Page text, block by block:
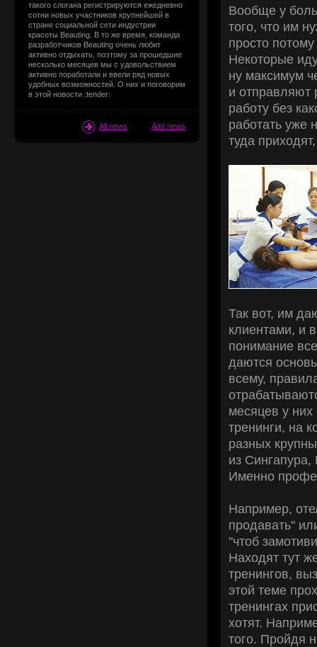
такого слогана регистрируются ежедневно
сотни новых участников крупнейшей в
стране социальной сети индустрии
красоты Beauting. В то же время, команда
разработчиков Beauting очень любит
активно отдыхать, поэтому за прошедшие
несколько месяцев мы с удовольствием
активно поработали и ввели ряд новых
удобных возможностей. О них и поговорим
в этой новости :tender:
Add news
All news
Вообще у
того, что им
просто
Некоторые
ну максимум
и отправляют
работу без
работать уже
туда
Так вот, им
клиентами, и
понимание
даются
всему,
месяцев у
тренинги, на
разных
из Сингапура,
Именно
Например,
продавать"
"чтоб
Находят тут
тренингов,
этой теме
тренингах
хотят.
того. Пройдя